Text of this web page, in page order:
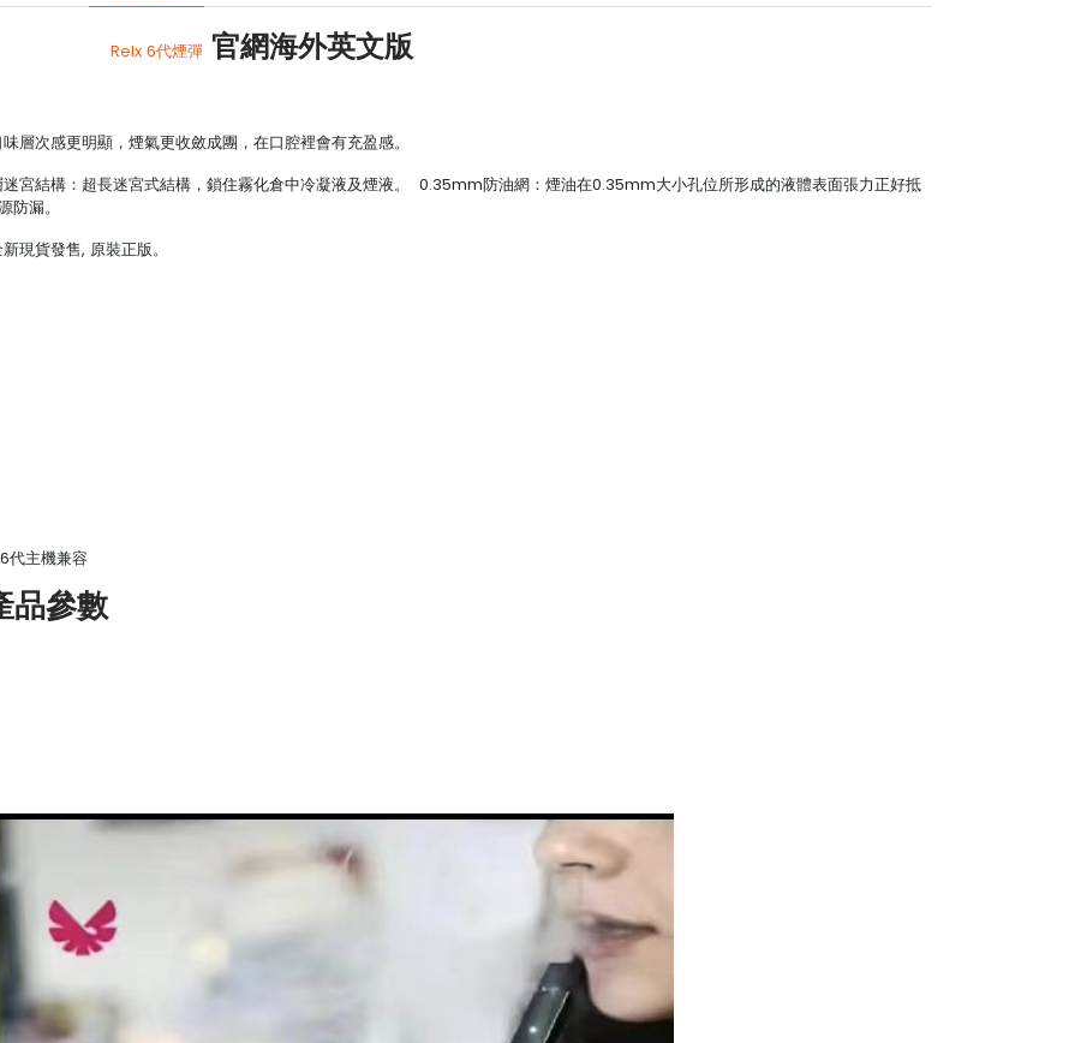
Relx 6代煙彈 官網海外英文版
層次感更明顯，煙氣更收斂成團，在口腔裡會有充盈感。
迷宮結構：超長迷宮式結構，鎖住霧化倉中冷凝液及煙液。 0.35mm防油網：煙油在0.35mm大小孔位所形成的液體表面張力正好抵
漏。
現貨發售, 原裝正版。
代主機兼容
參數